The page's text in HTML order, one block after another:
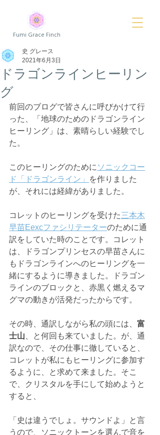
Fumi Grace Finch
ドラゴンラインヒーリン
グ
史 グレース
2021年6月3日
前回のブログで皆さんに呼びかけて行
った、「地球のためのドラゴンライン
ヒーリング」は、素晴らしい経験でし
た。
このヒーリングのために ソニックコー
ド「ドラゴンライン」
を作りました
が、それには経緯がありました。
コレットのヒーリングを受けた三本木
早苗Eexcファシリテーターのために通
訳をしていた時のことです。コレット
は、ドラゴンプリンセスの早苗さんに
もドラゴンラインへのヒーリングを一
緒にするように導きました。ドラゴン
ラインのブロックと、赤黒く燃えるマ
グマの動きが活発だったからです。
その時、通訳しながら私の頭には、 富
士山 、と何回も来ていました。が、通
訳なので、その仕事に徹していると、
コレットが私にもヒーリングに参加す
るように、と求めて来ました。そこ
で、クリスタルを手にして始めようと
すると、
「史は違うでしょ。サウンドよ」と言
うので、ソニックトーンを選んで音を